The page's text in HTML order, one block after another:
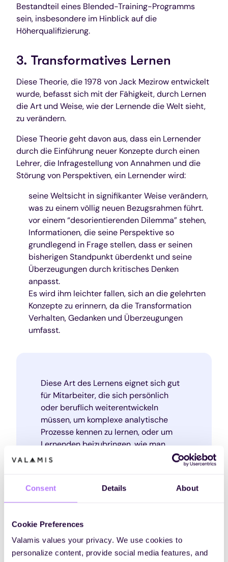
Consent Details About
Cookie Preferences
Valamis values your privacy. We use cookies to
personalize content, provide social media features, and
Bestandteil eines Blended-Training-Programms
sein, insbesondere im Hinblick auf die
Höherqualifizierung.
3. Transformatives Lernen
Diese Theorie, die 1978 von Jack Mezirow entwickelt
wurde, befasst sich mit der Fähigkeit, durch Lernen
die Art und Weise, wie der Lernende die Welt sieht,
zu verändern.
Diese Theorie geht davon aus, dass ein Lernender
durch die Einführung neuer Konzepte durch einen
Lehrer, die Infragestellung von Annahmen und die
Störung von Perspektiven, ein Lernender wird:
seine Weltsicht in signifikanter Weise verändern,
was zu einem völlig neuen Bezugsrahmen führt.
vor einem “desorientierenden Dilemma” stehen,
Informationen, die seine Perspektive so
grundlegend in Frage stellen, dass er seinen
bisherigen Standpunkt überdenkt und seine
Überzeugungen durch kritisches Denken
anpasst.
Es wird ihm leichter fallen, sich an die gelehrten
Konzepte zu erinnern, da die Transformation
Verhalten, Gedanken und Überzeugungen
umfasst.
Diese Art des Lernens eignet sich gut
für Mitarbeiter, die sich persönlich
oder beruflich weiterentwickeln
müssen, um komplexe analytische
Prozesse kennen zu lernen, oder um
Lernenden beizubringen, wie man
Evaluation und Analyse auf
Diese Art des Lernens wird innerhalb einer
wurde kritisiert, Rationalität über Emotionen,
Beziehungen und Kultur zu stellen und blind für den